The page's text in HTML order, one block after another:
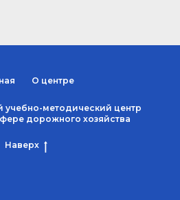
О центре
учебно-методический центр
дорожного хозяйства
Наверх